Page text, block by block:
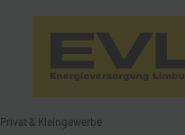
Privat & Kleingewerbe